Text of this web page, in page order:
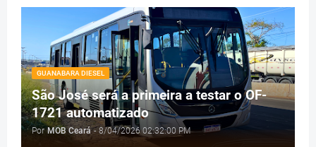
GUANABARA DIESEL
São José será a primeira a testar o OF-
1721 automatizado
Por MOB Ceará - 8/04/2026 02:32:00 PM